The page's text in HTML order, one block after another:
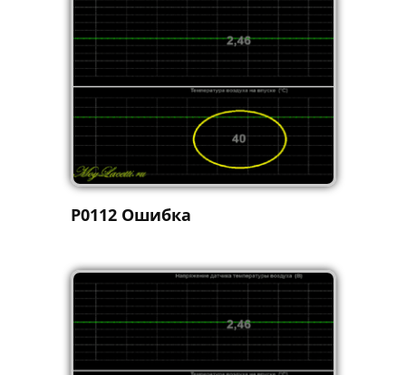
P0112 Ошибка